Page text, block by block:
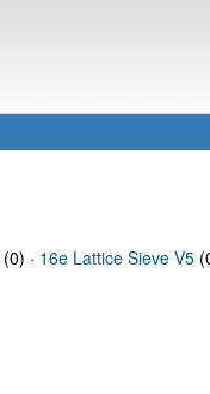
(0) · 16e Lattice Sieve V5